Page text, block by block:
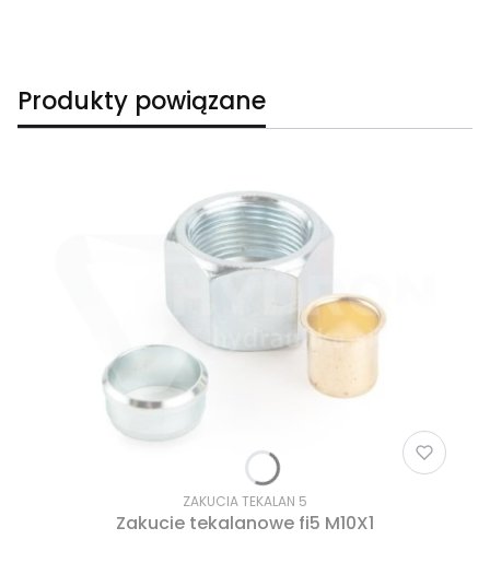
Produkty powiązane
ZAKUCIA TEKALAN 5
Zakucie tekalanowe fi5 M10X1